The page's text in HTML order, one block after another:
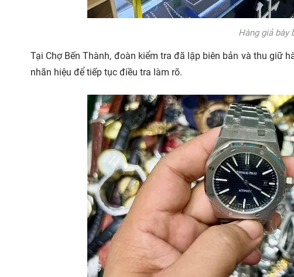
Hàng giả bày
Tại Chợ Bến Thành, đoàn kiểm tra đã lập biên bản và thu giữ
nhãn hiệu để tiếp tục điều tra làm rõ.